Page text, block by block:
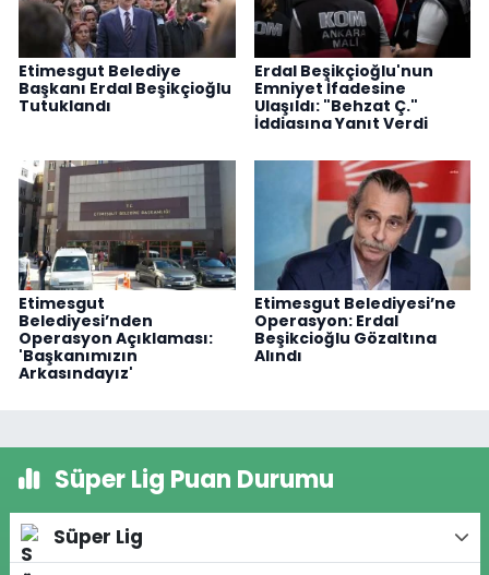
Etimesgut Belediye
Başkanı Erdal Beşikçioğlu
Tutuklandı
Erdal Beşikçioğlu'nun
Emniyet İfadesine
Ulaşıldı: "Behzat Ç."
İddiasına Yanıt Verdi
Etimesgut
Belediyesi’nden
Operasyon Açıklaması:
'Başkanımızın
Arkasındayız'
Etimesgut Belediyesi’ne
Operasyon: Erdal
Beşikcioğlu Gözaltına
Alındı
Süper Lig Puan Durumu
Süper Lig